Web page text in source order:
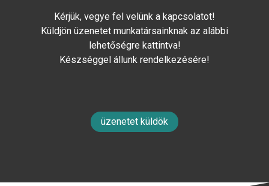
Kérjük, vegye fel velünk a kapcsolatot!
Küldjön üzenetet munkatársainknak az alábbi
lehetőségre kattintva!
Készséggel állunk rendelkezésére!
üzenetet küldök